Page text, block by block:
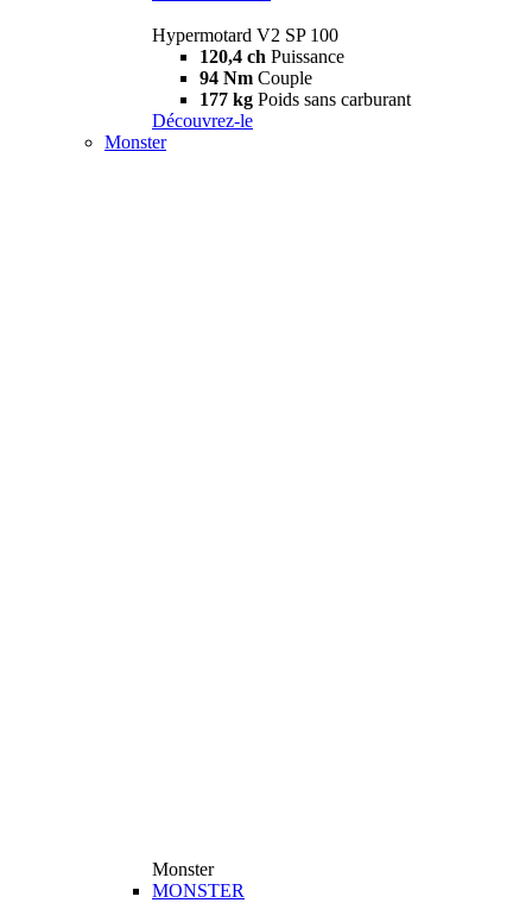
Hypermotard V2 SP 100
120,4 ch Puissance
94 Nm Couple
177 kg Poids sans carburant
Découvrez-le
Monster
Monster
MONSTER